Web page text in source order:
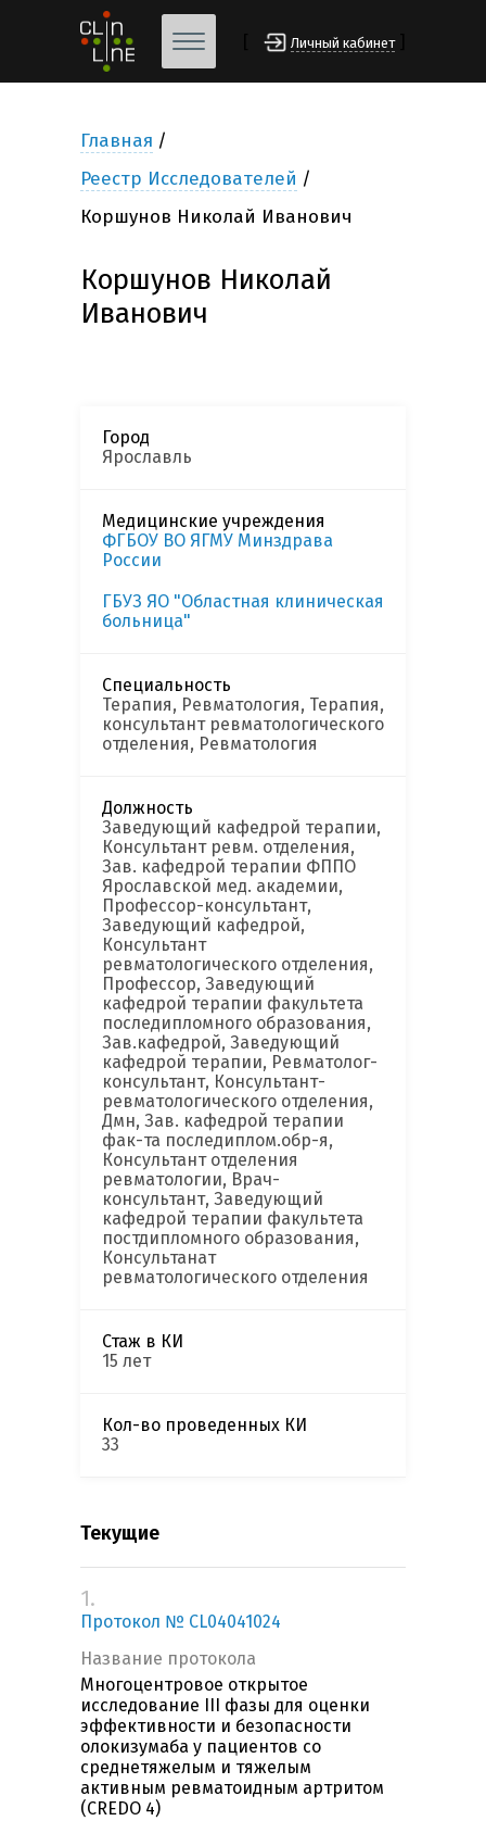
Личный кабинет
Главная
Реестр Исследователей
Коршунов Николай Иванович
Коршунов Николай
Иванович
Город
Ярославль
Медицинские учреждения
ФГБОУ ВО ЯГМУ Минздрава
России
ГБУЗ ЯО "Областная клиническая
больница"
Специальность
Терапия, Ревматология, Терапия,
консультант ревматологического
отделения, Ревматология
Должность
Заведующий кафедрой терапии,
Консультант ревм. отделения,
Зав. кафедрой терапии ФППО
Ярославской мед. академии,
Профессор-консультант,
Заведующий кафедрой,
Консультант
ревматологического отделения,
Профессор, Заведующий
кафедрой терапии факультета
последипломного образования,
Зав.кафедрой, Заведующий
кафедрой терапии, Ревматолог-
консультант, Консультант-
ревматологического отделения,
Дмн, Зав. кафедрой терапии
фак-та последиплом.обр-я,
Консультант отделения
ревматологии, Врач-
консультант, Заведующий
кафедрой терапии факультета
постдипломного образования,
Консультанат
ревматологического отделения
Стаж в КИ
15 лет
Кол-во проведенных КИ
33
Текущие
1.
Протокол № CL04041024
Название протокола
Многоцентровое открытое
исследование III фазы для оценки
эффективности и безопасности
олокизумаба у пациентов со
среднетяжелым и тяжелым
активным ревматоидным артритом
(CREDO 4)